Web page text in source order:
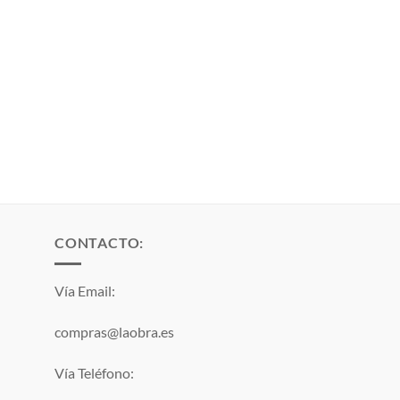
CONTACTO:
Vía Email:
compras@laobra.es
Vía Teléfono: